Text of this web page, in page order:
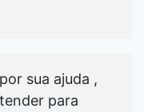
sua ajuda ,
para